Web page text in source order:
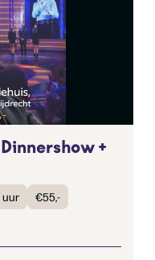
+
uur
€55,-